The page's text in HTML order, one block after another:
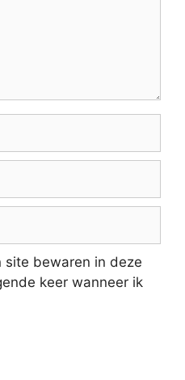
site bewaren in deze
keer wanneer ik